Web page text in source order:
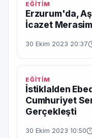
EĞİTİM
Erzurum'da,
İcazet
30 Ekim 2023 20:37
EĞİTİM
İstiklalden
Cumhuriyet
Gerçekleşti
30 Ekim 2023 10:50